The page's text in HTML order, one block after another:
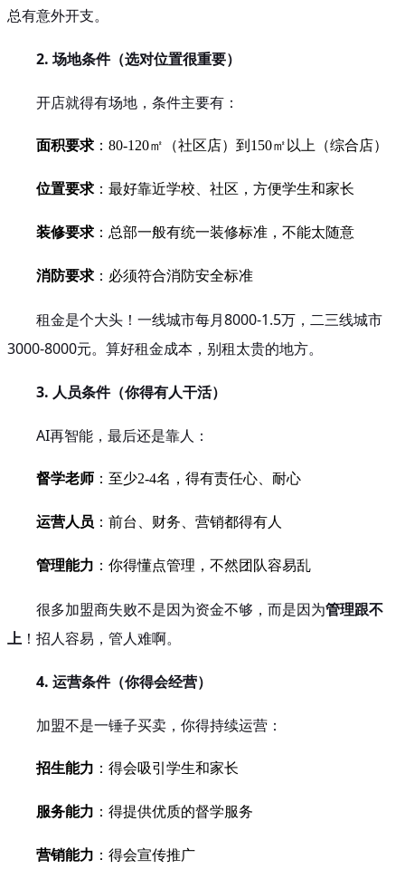
总有意外开支。
2. 场地条件（选对位置很重要）
开店就得有场地，条件主要有：
面积要求 ：80-120㎡（社区店）到150㎡以上（综合店）
位置要求 ：最好靠近学校、社区，方便学生和家长
装修要求 ：总部一般有统一装修标准，不能太随意
消防要求 ：必须符合消防安全标准
租金是个大头！一线城市每月8000-1.5万，二三线城市
3000-8000元。算好租金成本，别租太贵的地方。
3. 人员条件（你得有人干活）
AI再智能，最后还是靠人：
督学老师 ：至少2-4名，得有责任心、耐心
运营人员 ：前台、财务、营销都得有人
管理能力 ：你得懂点管理，不然团队容易乱
很多加盟商失败不是因为资金不够，而是因为管理跟不
上 ！招人容易，管人难啊。
4. 运营条件（你得会经营）
加盟不是一锤子买卖，你得持续运营：
招生能力 ：得会吸引学生和家长
服务能力 ：得提供优质的督学服务
营销能力 ：得会宣传推广